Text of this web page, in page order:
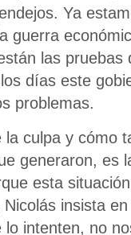
Ya
guerra
las pruebas
días este
problemas.
la culpa y cómo
generaron, es
esta
insista
intenten, no